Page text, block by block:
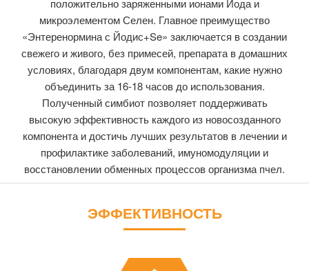
положительно заряженными ионами Йода и
микроэлементом Селен. Главное преимущество
«Энтеренормина с Йодис+Se» заключается в создании
свежего и живого, без примесей, препарата в домашних
условиях, благодаря двум компонентам, какие нужно
объединить за 16-18 часов до использования.
Полученный симбиот позволяет поддерживать
высокую эффективность каждого из новосозданного
компонента и достичь лучших результатов в лечении и
профилактике заболеваний, имуномодуляции и
восстановлении обменных процессов организма пчел.
ЭФФЕКТИВНОСТЬ